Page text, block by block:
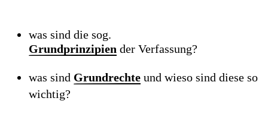
was sind die sog.
Grundprinzipien der Verfassung?
was sind Grundrechte und wieso sind diese so
wichtig?